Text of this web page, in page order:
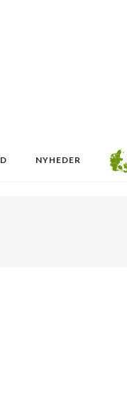
NYHEDER